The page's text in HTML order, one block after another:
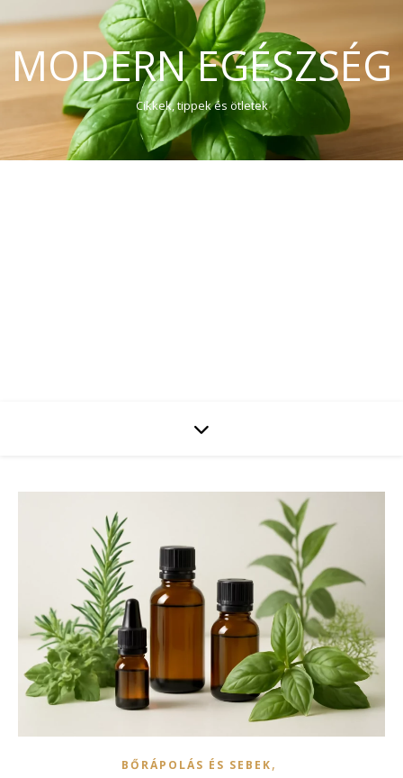
MODERN EGÉSZSÉG
Cikkek, tippek és ötletek
BŐRÁPOLÁS ÉS SEBEK,